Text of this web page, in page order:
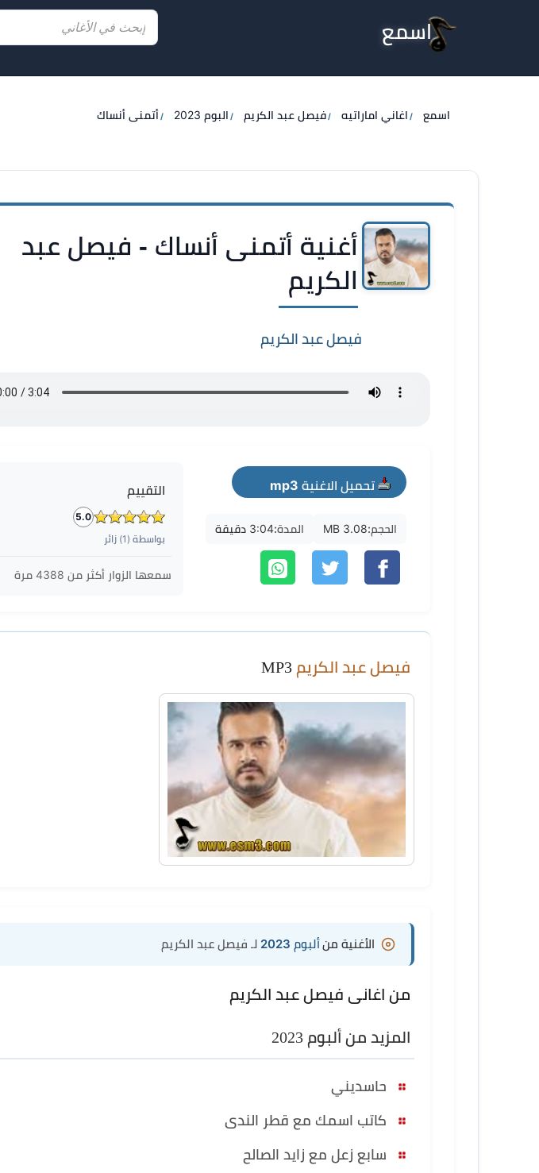
اسمع
اسمع اغاني اماراتيه فيصل عبد الكريم البوم 2023 أتمنى أنساك
أغنية أتمنى أنساك - فيصل عبد
الكريم
فيصل عبد الكريم
تحميل الاغنية mp3
الحجم:3.08 MB المدة:3:04 دقيقة
التقييم
5.0
بواسطة ( 1) زائر
سمعها الزوار أكثر من 4388 مرة
فيصل عبد الكريم
الأغنية منألبوم 2023 لـ فيصل عبد الكريم
من اغانى فيصل عبد الكريم
المزيد من ألبوم 2023
حاسديني
كاتب اسمك مع قطر الندى
سابع زعل مع زايد الصالح